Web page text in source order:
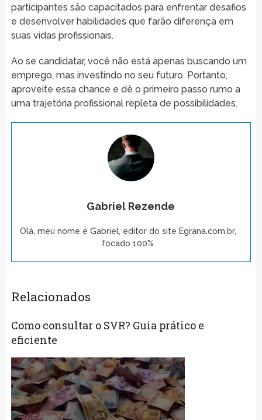
participantes são capacitados para enfrentar desafios
e desenvolver habilidades que farão diferença em
suas vidas profissionais.
Ao se candidatar, você não está apenas buscando um
emprego, mas investindo no seu futuro. Portanto,
aproveite essa chance e dê o primeiro passo rumo a
uma trajetória profissional repleta de possibilidades.
Gabriel Rezende
Olá, meu nome é Gabriel, editor do site Egrana.com.br,
focado 100%
Relacionados
Como consultar o SVR? Guia prático e
eficiente